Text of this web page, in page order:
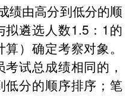
由高分到低分的顺
拟遴选人数1.5：1的
）确定考察对象。
试总成绩相同的，
低分的顺序排序；笔